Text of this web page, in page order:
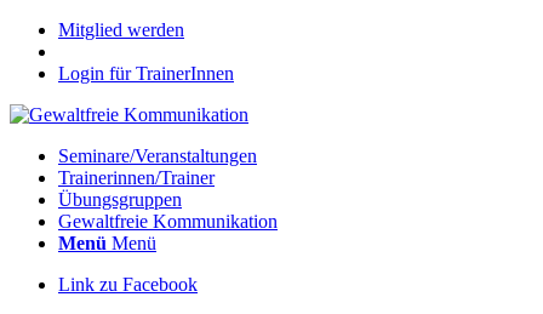
Mitglied werden
Login für TrainerInnen
Seminare/Veranstaltungen
Trainerinnen/Trainer
Übungsgruppen
Gewaltfreie Kommunikation
Menü Menü
Link zu Facebook